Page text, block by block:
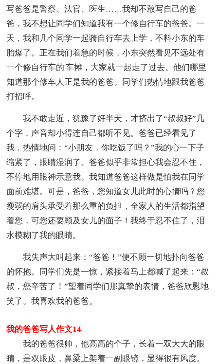
写爸爸是警察、法官、医生……我却不敢写自己的爸
爸，我不想让同学们知道我有一个修自行车的爸爸。一
天，我和几个同学一起骑自行车去上学，不料小东的车
胎爆了。正在我们着急的时候，小东突然看见不远处有
一个修自行车的'车摊，大家就一起走了过去。他们哪里
知道那个修车人正是我的爸爸。同学们热情地跟我爸爸
打招呼。
我不敢走近，犹豫了好半天，才挤出了“叔叔好”几
个字，声音却小得连自己都听不见。爸爸已经看见了
我，热情地问：“小朋友，你吃饭了吗？”我的心一下子
缩紧了，眼睛湿润了。爸爸似乎非常担心我会忍不住，
不停地用眼神示意我。我知道爸爸这样做是怕我在同学
面前难堪。可是，爸爸，您知道女儿此时的心情吗？您
瘦弱的肩头承受着那么重的负担，全家人的生活都指望
着您，可您还要顾及女儿的面子！我终于忍不住了，泪
水模糊了我的眼睛。
我失声大叫起来：“爸爸！”便不顾一切地扑向爸爸
的怀抱。同学们先是一惊，紧接着马上都喊了起来：“叔
叔，您辛苦了！”望着同学们那真挚的表情，爸爸欣慰地
笑了。我喜欢我的爸爸。
我的爸爸写人作文14
我的爸爸很帅，他高高的个子，长着一双大大的眼
睛，是双眼皮，鼻梁上架着一副眼镜，显得很有风度。